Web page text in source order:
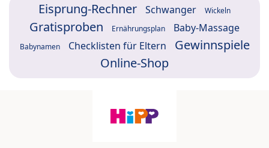
Eisprung-Rechner Schwanger Wickeln
Gratisproben Ernährungsplan Baby-Massage
Babynamen Checklisten für Eltern
Gewinnspiele
Online-Shop